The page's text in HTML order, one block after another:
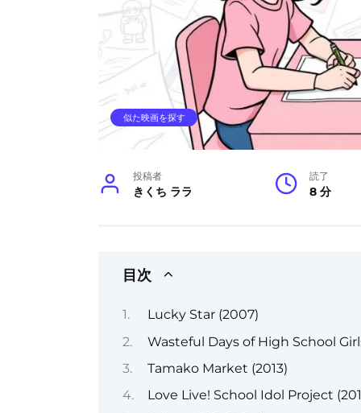
似た映画を探す
投稿者
きくち ララ
読了
8 分
目次
Lucky Star (2007)
Wasteful Days of High School
Tamako Market (2013)
Love Live! School Idol Project